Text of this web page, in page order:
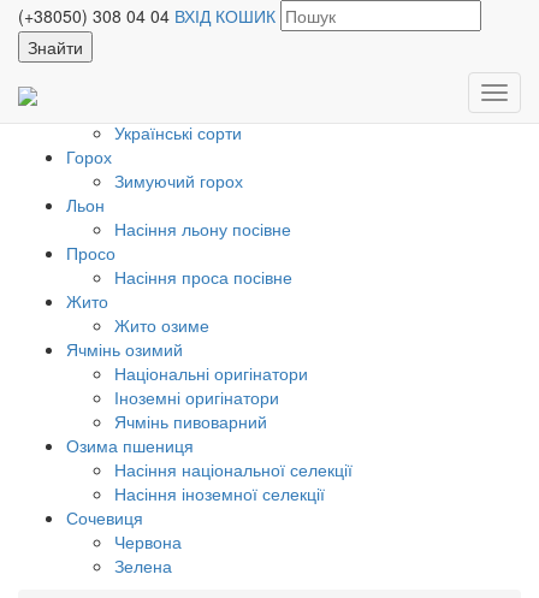
(+38050) 308 04 04 ВХІД КОШИК
НАСІННЯ НАЦІОНАЛЬНОЇ СЕЛЕКЦІЇ
КАТАЛОГ ПРОДУКЦІЇ
Нут
Українські сорти
Горох
Зимуючий горох
Льон
Насіння льону посівне
Просо
Насіння проса посівне
Жито
Жито озиме
Ячмінь озимий
Національні оригінатори
Іноземні оригінатори
Ячмінь пивоварний
Озима пшениця
Насіння національної селекції
Насіння іноземної селекції
Сочевиця
Червона
Зелена